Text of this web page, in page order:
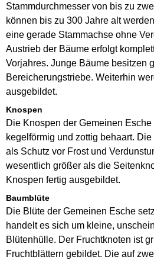
Stammdurchmesser von bis zu
können bis zu 300 Jahre alt
eine gerade Stammachse ohne
Austrieb der Bäume erfolgt
Vorjahres. Junge Bäume besitzen
Bereicherungstriebe. Weiterhin
ausgebildet.
Knospen
Die Knospen der Gemeinen
kegelförmig und zottig behaart.
als Schutz vor Frost und
wesentlich größer als die
Knospen fertig ausgebildet.
Baumblüte
Die Blüte der Gemeinen Esche
handelt es sich um kleine,
Blütenhülle. Der Fruchtknoten ist
Fruchtblättern gebildet. Die auf